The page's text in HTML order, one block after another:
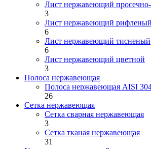
Лист нержавеющий
3
Лист нержавеющий рифленый
6
Лист нержавеющий тисненый
6
Лист нержавеющий цветной
3
Полоса нержавеющая
Полоса нержавеющая AISI
26
Сетка нержавеющая
Сетка сварная нержавеющая
3
Сетка тканая нержавеющая
31